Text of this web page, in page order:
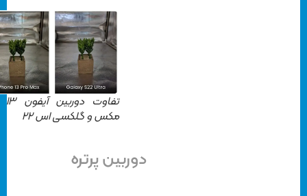
تفاوت دوربین آیفون ۱۳ پرو
مکس و گلکسی اس ۲۲
دوربین پرتره